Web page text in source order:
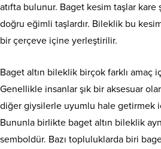
atıfta bulunur. Baget kesim taşlar kare
doğru eğimli taşlardır. Bileklik bu
bir çerçeve içine yerleştirilir.
Baget altın bileklik birçok farklı amaç
Genellikle insanlar şık bir aksesuar
diğer giysilerle uyumlu hale getirmek
Bununla birlikte baget altın bileklik
semboldür. Bazı topluluklarda biri